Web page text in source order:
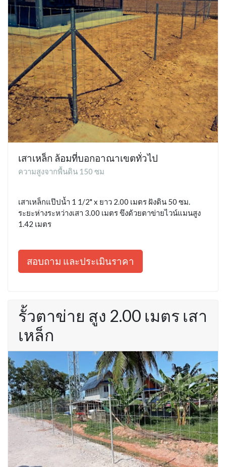
เสาเหล็ก ล้อมที่บอกอาณาเขตทั่วไป
ความสูงจากพื้นดิน 150 ซม
เสาเหล็กแป๊ปน้ำ 1 1/2" x ยาว 2.00 เมตร ฝังดิน 50 ซม.
ระยะห่างระหว่างเสา 3.00 เมตร ขึงด้วยตาข่ายไวน์แมนสูง
1.42 เมตร
สอบถาม และประเมินราคา
รั้วตาข่าย สูง 2.00 เมตร เสา
เหล็ก